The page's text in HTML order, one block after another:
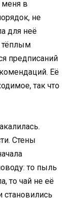
в
не
для неё
тёплым
предписаний
Её
так что
Стены
то пыль
то чай не её